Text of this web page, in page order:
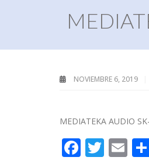
NOVIEMBRE 6, 2019
MEDIATEKA AUDIO